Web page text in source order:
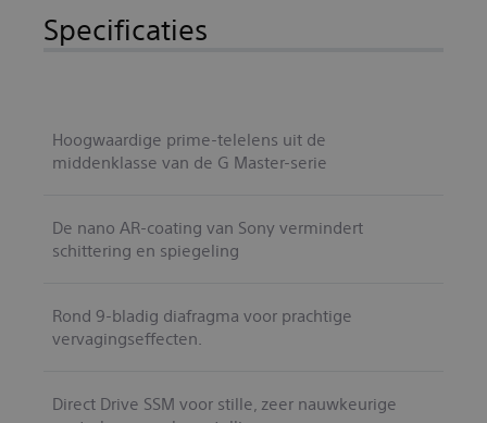
Specificaties
Hoogwaardige prime-telelens uit de
middenklasse van de G Master-serie
De nano AR-coating van Sony vermindert
schittering en spiegeling
Rond 9-bladig diafragma voor prachtige
vervagingseffecten.
Direct Drive SSM voor stille, zeer nauwkeurige